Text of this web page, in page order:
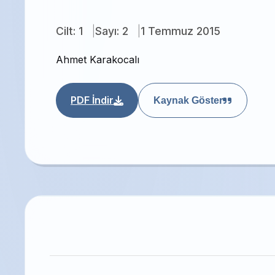
Cilt: 1 Sayı: 2 1 Temmuz 2015
Ahmet Karakocalı
PDF İndir Kaynak Göster